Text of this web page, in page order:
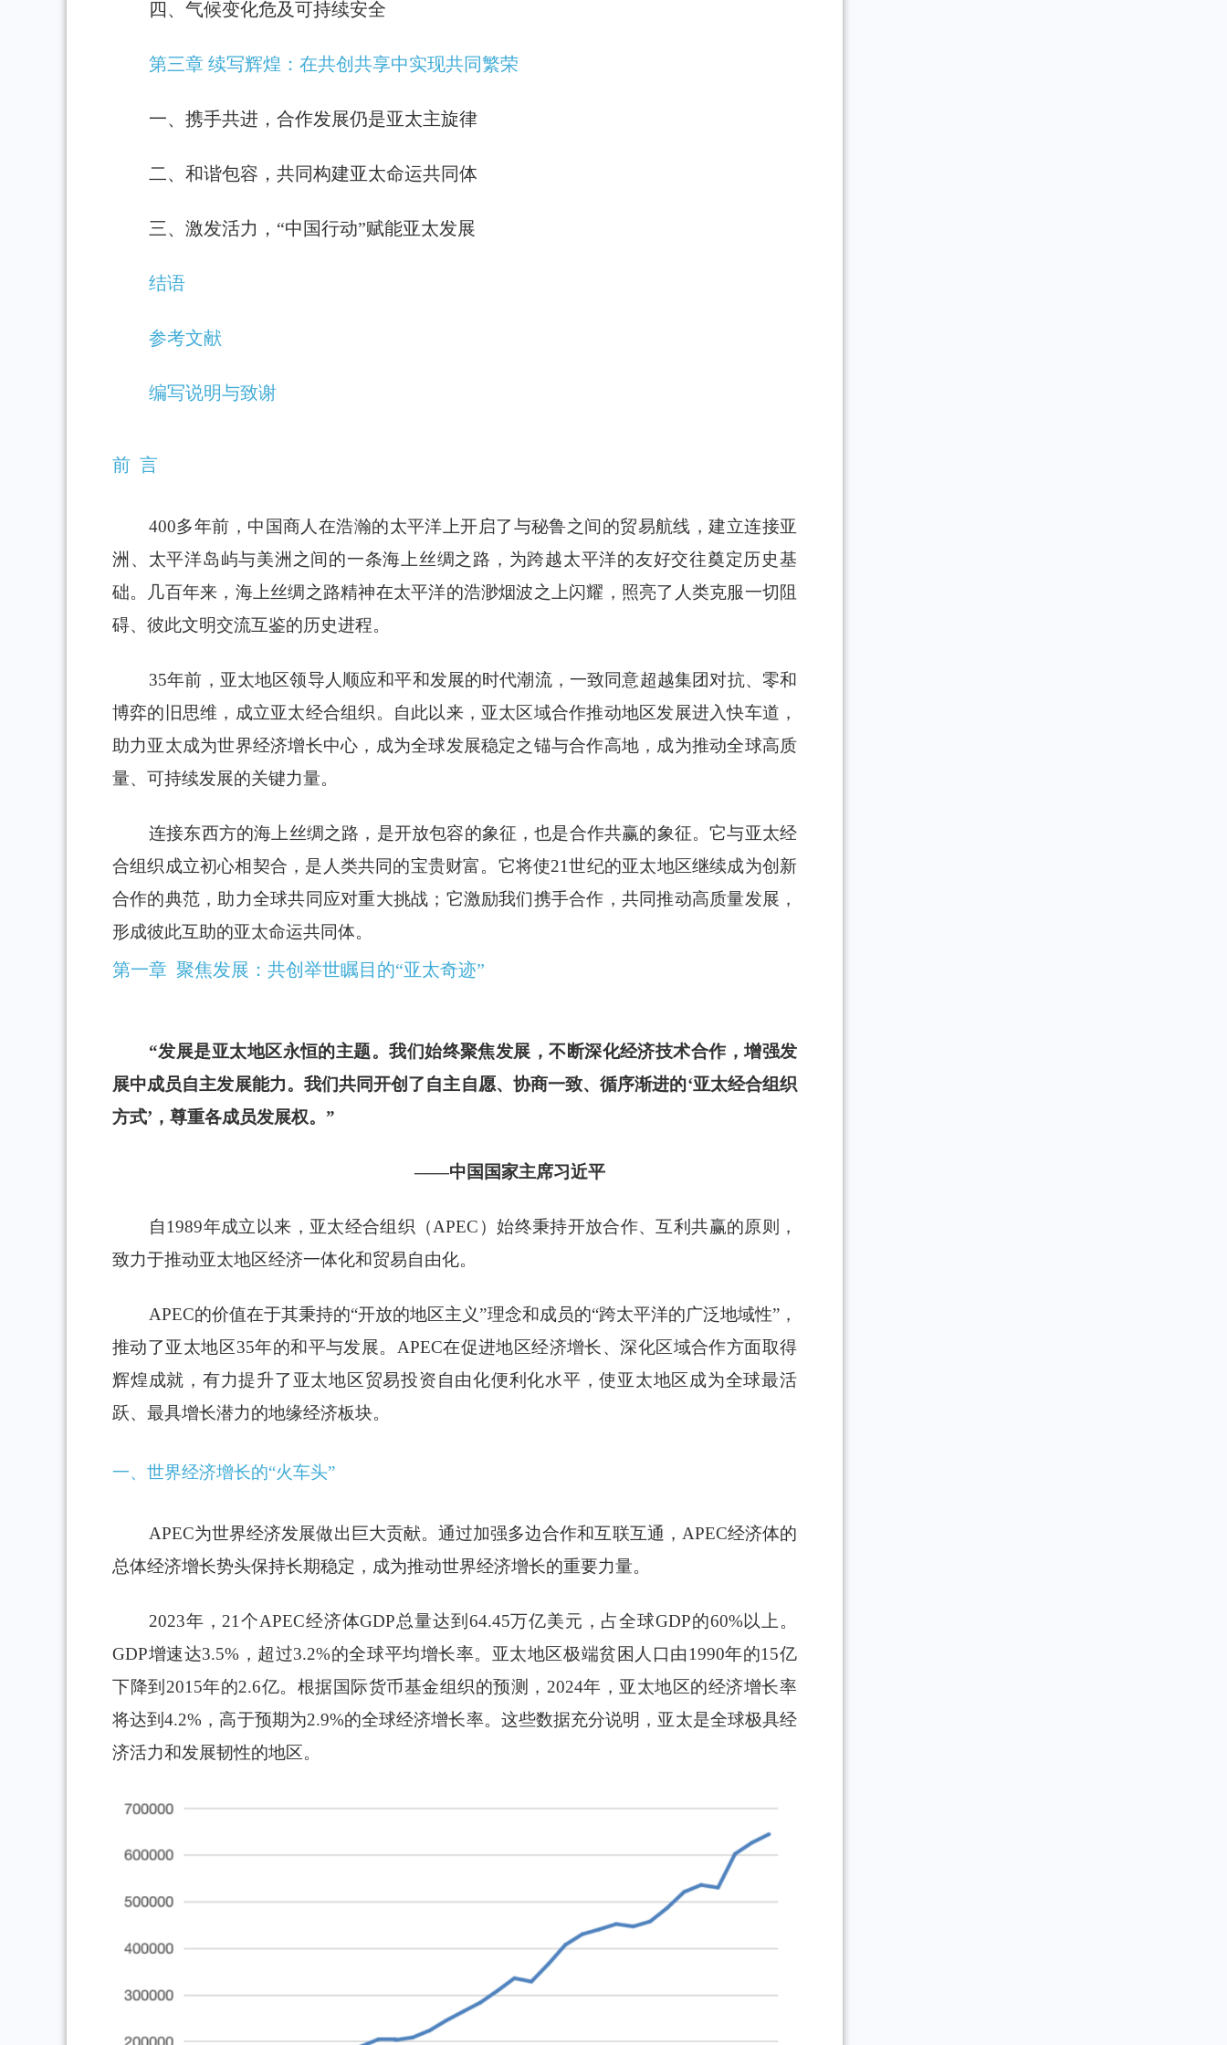
四、气候变化危及可持续安全
第三章 续写辉煌：在共创共享中实现共同繁荣
一、携手共进，合作发展仍是亚太主旋律
二、和谐包容，共同构建亚太命运共同体
三、激发活力，“中国行动”赋能亚太发展
结语
参考文献
编写说明与致谢
前 言
400多年前，中国商人在浩瀚的太平洋上开启了与秘鲁之间的贸易航线，建立连接亚
洲、太平洋岛屿与美洲之间的一条海上丝绸之路，为跨越太平洋的友好交往奠定历史基
础。几百年来，海上丝绸之路精神在太平洋的浩渺烟波之上闪耀，照亮了人类克服一切阻
碍、彼此文明交流互鉴的历史进程。
35年前，亚太地区领导人顺应和平和发展的时代潮流，一致同意超越集团对抗、零和
博弈的旧思维，成立亚太经合组织。自此以来，亚太区域合作推动地区发展进入快车道，
助力亚太成为世界经济增长中心，成为全球发展稳定之锚与合作高地，成为推动全球高质
量、可持续发展的关键力量。
连接东西方的海上丝绸之路，是开放包容的象征，也是合作共赢的象征。它与亚太经
合组织成立初心相契合，是人类共同的宝贵财富。它将使21世纪的亚太地区继续成为创新
合作的典范，助力全球共同应对重大挑战；它激励我们携手合作，共同推动高质量发展，
形成彼此互助的亚太命运共同体。
第一章 聚焦发展：共创举世瞩目的“亚太奇迹”
“发展是亚太地区永恒的主题。我们始终聚焦发展，不断深化经济技术合作，增强发
展中成员自主发展能力。我们共同开创了自主自愿、协商一致、循序渐进的‘亚太经合组织
方式’，尊重各成员发展权。”
——中国国家主席习近平
自1989年成立以来，亚太经合组织（APEC）始终秉持开放合作、互利共赢的原则，
致力于推动亚太地区经济一体化和贸易自由化。
APEC的价值在于其秉持的“开放的地区主义”理念和成员的“跨太平洋的广泛地域性”，
推动了亚太地区35年的和平与发展。APEC在促进地区经济增长、深化区域合作方面取得
辉煌成就，有力提升了亚太地区贸易投资自由化便利化水平，使亚太地区成为全球最活
跃、最具增长潜力的地缘经济板块。
一、世界经济增长的“火车头”
APEC为世界经济发展做出巨大贡献。通过加强多边合作和互联互通，APEC经济体的
总体经济增长势头保持长期稳定，成为推动世界经济增长的重要力量。
2023年，21个APEC经济体GDP总量达到64.45万亿美元，占全球GDP的60%以上。
GDP增速达3.5%，超过3.2%的全球平均增长率。亚太地区极端贫困人口由1990年的15亿
下降到2015年的2.6亿。根据国际货币基金组织的预测，2024年，亚太地区的经济增长率
将达到4.2%，高于预期为2.9%的全球经济增长率。这些数据充分说明，亚太是全球极具经
济活力和发展韧性的地区。